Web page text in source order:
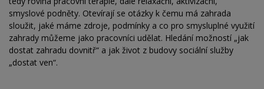
smyslové podněty. Otevírají se otázky k čemu má zahrada
sloužit, jaké máme zdroje, podmínky a co pro smysluplné využití
zahrady můžeme jako pracovníci udělat. Hledání možností „jak
dostat zahradu dovnitř“ a jak život z budovy sociální služby
„dostat ven“.